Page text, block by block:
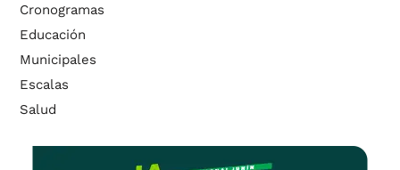
Cronogramas
Educación
Municipales
Escalas
Salud